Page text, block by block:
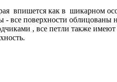
впишется как в шикарном
- все поверхности
, все петли также